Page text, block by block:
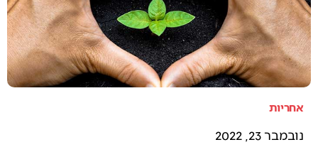
אחריות
נובמבר 23, 2022